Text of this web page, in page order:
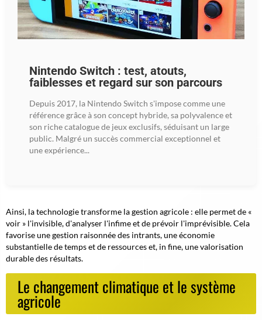
Nintendo Switch : test, atouts,
faiblesses et regard sur son parcours
Depuis 2017, la Nintendo Switch s'impose comme une
référence grâce à son concept hybride, sa polyvalence et
son riche catalogue de jeux exclusifs, séduisant un large
public. Malgré un succès commercial exceptionnel et
une expérience...
Ainsi, la technologie transforme la gestion agricole : elle permet de «
voir » l'invisible, d'analyser l'infime et de prévoir l'imprévisible. Cela
favorise une gestion raisonnée des intrants, une économie
substantielle de temps et de ressources et, in fine, une valorisation
durable des résultats.
Le changement climatique et le système
agricole